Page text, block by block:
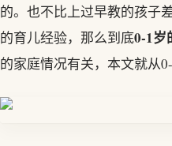
的。也不比上过早教的孩子
的育儿经验，那么到底0-1岁
的家庭情况有关，本文就从